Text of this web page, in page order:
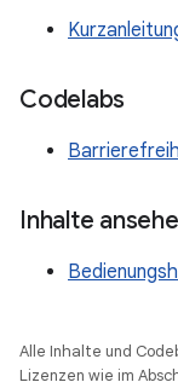
Codelabs
Inhalte
Alle Inhalte und
Lizenzen wie im